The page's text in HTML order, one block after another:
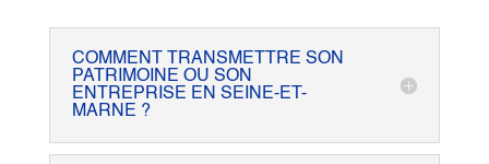
COMMENT TRANSMETTRE SON
PATRIMOINE OU SON
ENTREPRISE EN SEINE-ET-
MARNE ?